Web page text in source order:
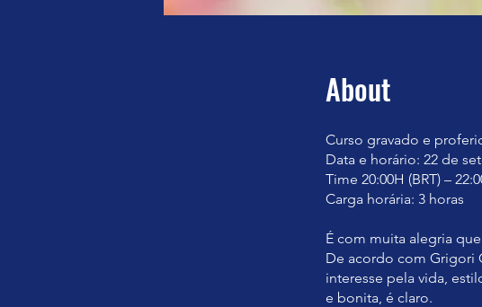
About
Curso gravado e
Data e horário: 22 de
Time 20:00H (BRT) –
Carga horária: 3 horas
É com muita alegria
De acordo com Grigori
interesse pela vida,
e bonita, é claro.